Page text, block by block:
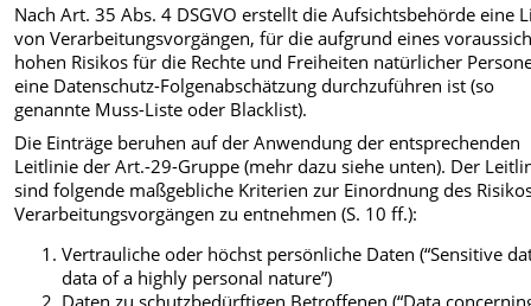
Nach Art. 35 Abs. 4 DSGVO erstellt die Aufsichtsbehörde eine
von Verarbeitungsvorgängen, für die aufgrund eines
hohen Risikos für die Rechte und Freiheiten natürlicher
eine Datenschutz-Folgenabschätzung durchzuführen ist (so
genannte Muss-Liste oder Blacklist).
Die Einträge beruhen auf der Anwendung der entsprechenden
Leitlinie der Art.-29-Gruppe (mehr dazu siehe unten). Der
sind folgende maßgebliche Kriterien zur Einordnung des
Verarbeitungsvorgängen zu entnehmen (S. 10 ff.):
Vertrauliche oder höchst persönliche Daten (“Sensitive
data of a highly personal nature”)